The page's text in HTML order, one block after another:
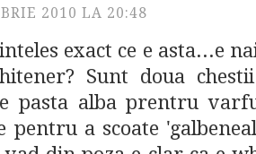
2010 LA 20:48
exact ce e asta...e
Sunt doua
pasta alba prentru
pentru a scoate